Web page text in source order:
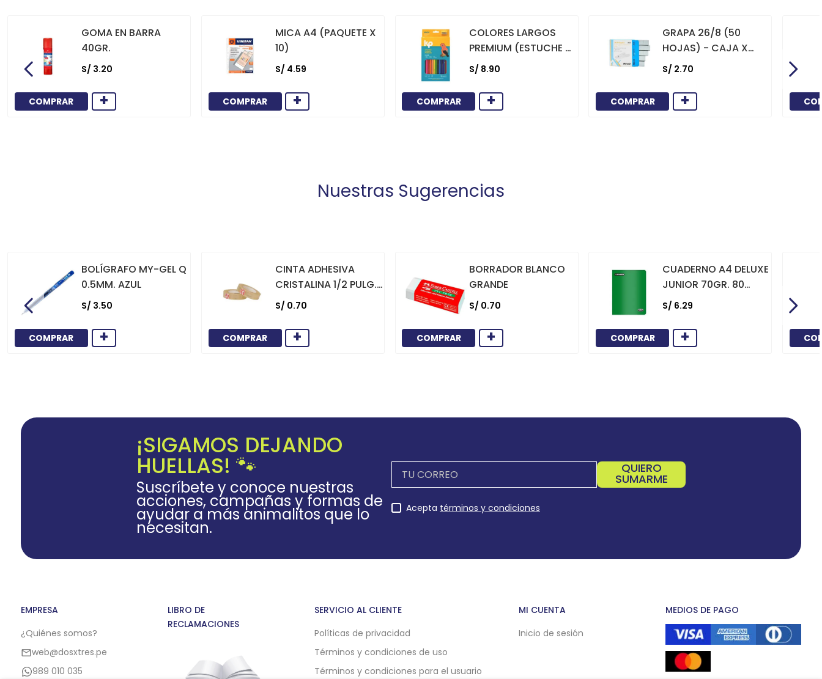
GOMA EN BARRA
40GR.
S/ 3.20
COMPRAR +
MICA A4 (PAQUETE X
10)
S/ 4.59
COMPRAR +
COLORES LARGOS
PREMIUM (ESTUCHE X
12)
S/ 8.90
COMPRAR +
GRAPA 26/8 (50
HOJAS) - CAJA X
1000
S/ 2.70
COMPRAR +
Nuestras Sugerencias
BOLÍGRAFO MY-GEL Q
0.5MM. AZUL
S/ 3.50
COMPRAR +
CINTA ADHESIVA
CRISTALINA 1/2 PULG.
X 36 YARDAS
S/ 0.70
COMPRAR +
BORRADOR BLANCO
GRANDE
S/ 0.70
COMPRAR +
CUADERNO A4 DELUXE
JUNIOR 70GR. 80
HOJAS
CUADRICULADO
MARCO ROJO VERDE
S/ 6.29
COMPRAR +
¡SIGAMOS DEJANDO
HUELLAS! 🐾
Suscríbete y conoce nuestras
acciones, campañas y formas de
ayudar a más animalitos que lo
necesitan.
QUIERO
SUMARME
Acepta términos y condiciones
EMPRESA
¿Quiénes somos?
web@dosxtres.pe
989 010 035
LIBRO DE
RECLAMACIONES
SERVICIO AL CLIENTE
Políticas de privacidad
Términos y condiciones de uso
Términos y condiciones para el usuario
MI CUENTA
Inicio de sesión
MEDIOS DE PAGO